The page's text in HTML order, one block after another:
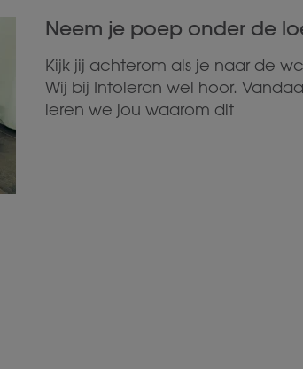
Neem je poep onder de
Kijk jij achterom als je naar de
Wij bij Intoleran wel hoor.
leren we jou waarom dit